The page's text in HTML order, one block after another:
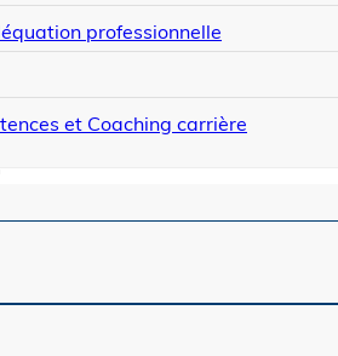
professionnelle
et Coaching carrière